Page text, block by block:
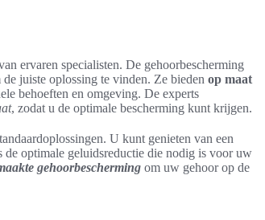
ervaren specialisten. De gehoorbescherming
juiste oplossing te vinden. Ze bieden op maat
behoeften en omgeving. De experts
, zodat u de optimale bescherming kunt krijgen.
U kunt genieten van een
de optimale geluidsreductie die nodig is voor uw
gehoorbescherming om uw gehoor op de